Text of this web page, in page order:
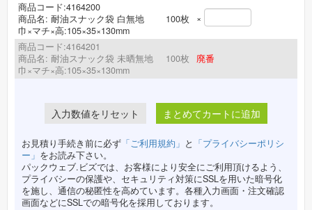
商品コード:4164200
商品名: 耐油スナック袋 白無地
巾×マチ×高:105×35×130mm
100枚 ×
商品コード:4164201
商品名: 耐油スナック袋 未晒無地
巾×マチ×高:105×35×130mm
100枚 廃番
まとめてカートに追加
お見積り手続き前に必ず 「ご利用規約」 と 「プライバシーポリシ
ー」 をお読み下さい。
パックウェブ.ビズでは、お客様により安全にご利用頂けるよう、
プライバシーの保護や、セキュリティ対策にSSLを用いた暗号化
を施し、通信の秘匿性を高めています。各種入力画面・注文確認
画面などにSSLでの暗号化を採用しております。